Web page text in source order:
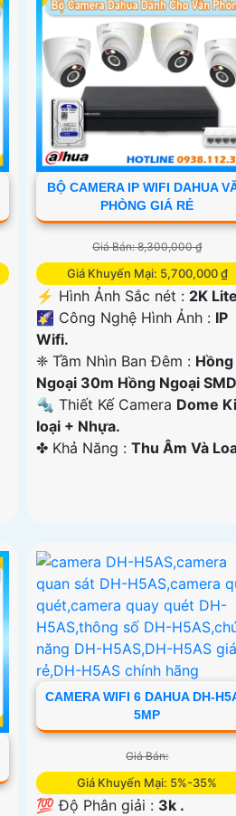
BỘ CAMERA IP WIFI DAHUA
PHÒNG GIÁ RẺ
Giá Bán: 8,300,000 ₫
Giá Khuyến Mại: 5,700,000 ₫
️⚡ Hình Ảnh Sắc nét : 2K
🌠 Công Nghệ Hình Ảnh : IP
Wifi.
❈ Tầm Nhìn Ban Đêm : Hồng
Ngoại 30m Hồng Ngoại
🔩 Thiết Kế Camera Dome
loại + Nhựa.
️✤ Khả Năng : Thu Âm Và
CAMERA WIFI 6 DAHUA DH-
5MP
Giá Bán:
Giá Khuyến Mại: 5%-35%
💯 Độ Phân giải : 3k .